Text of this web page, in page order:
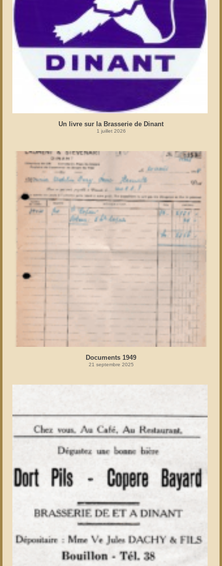
Un livre sur la Brasserie de Dinant
1 juillet 2026
Documents 1949
21 septembre 2025